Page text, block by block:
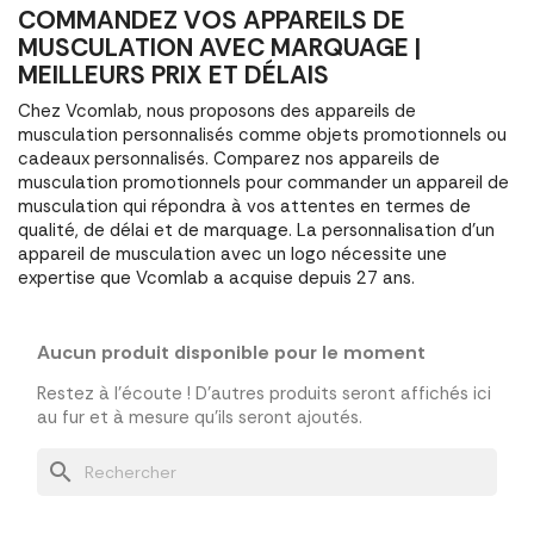
COMMANDEZ VOS APPAREILS DE
MUSCULATION AVEC MARQUAGE |
MEILLEURS PRIX ET DÉLAIS
Chez Vcomlab, nous proposons des appareils de
musculation personnalisés comme objets promotionnels ou
cadeaux personnalisés. Comparez nos appareils de
musculation promotionnels pour commander un appareil de
musculation qui répondra à vos attentes en termes de
qualité, de délai et de marquage. La personnalisation d'un
appareil de musculation avec un logo nécessite une
expertise que Vcomlab a acquise depuis 27 ans.
Aucun produit disponible pour le moment
Restez à l'écoute ! D'autres produits seront affichés ici
au fur et à mesure qu'ils seront ajoutés.
search